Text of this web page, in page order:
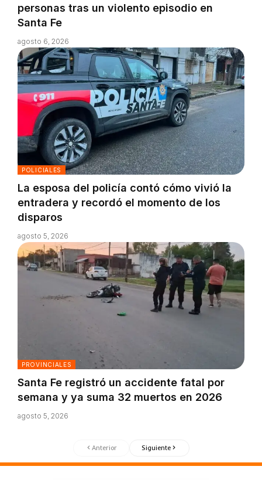
personas tras un violento episodio en
Santa Fe
agosto 6, 2026
POLICIALES
La esposa del policía contó cómo vivió la
entradera y recordó el momento de los
disparos
agosto 5, 2026
PROVINCIALES
Santa Fe registró un accidente fatal por
semana y ya suma 32 muertos en 2026
agosto 5, 2026
Anterior Siguiente